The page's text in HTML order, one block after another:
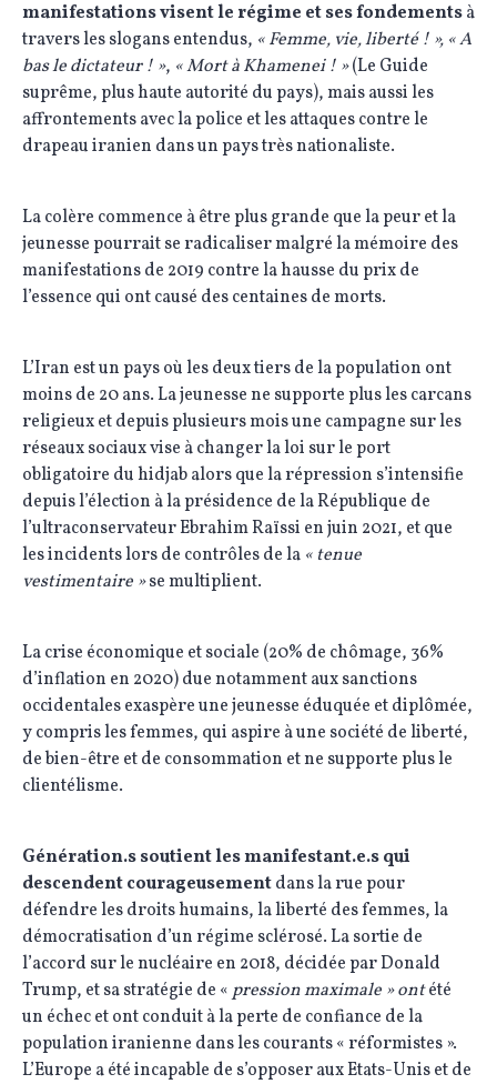
manifestations visent le régime et ses fondementsà
travers les slogans entendus, « Femme, vie, liberté ! », « A
bas le dictateur ! », « Mort à Khamenei ! »(Le Guide
suprême, plus haute autorité du pays), mais aussi les
affrontements avec la police et les attaques contre le
drapeau iranien dans un pays très nationaliste.
La colère commence à être plus grande que la peur et la
jeunesse pourrait se radicaliser malgré la mémoire des
manifestations de 2019 contre la hausse du prix de
l’essence qui ont causé des centaines de morts.
L’Iran est un pays où les deux tiers de la population ont
moins de 20 ans. La jeunesse ne supporte plus les carcans
religieux et depuis plusieurs mois une campagne sur les
réseaux sociaux vise à changer la loi sur le port
obligatoire du hidjab alors que la répression s’intensifie
depuis l’élection à la présidence de la République de
l’ultraconservateur Ebrahim Raïssi en juin 2021, et que
les incidents lors de contrôles de la « tenue
vestimentaire »se multiplient.
La crise économique et sociale (20% de chômage, 36%
d’inflation en 2020) due notamment aux sanctions
occidentales exaspère une jeunesse éduquée et diplômée,
y compris les femmes, qui aspire à une société de liberté,
de bien-être et de consommation et ne supporte plus le
clientélisme.
Génération.s soutient les manifestant.e.s qui
descendent courageusementdans la rue pour
défendre les droits humains, la liberté des femmes, la
démocratisation d’un régime sclérosé. La sortie de
l’accord sur le nucléaire en 2018, décidée par Donald
Trump, et sa stratégie de « pression maximale » ontété
un échec et ont conduit à la perte de confiance de la
population iranienne dans les courants « réformistes ».
L’Europe a été incapable de s’opposer aux Etats-Unis et de